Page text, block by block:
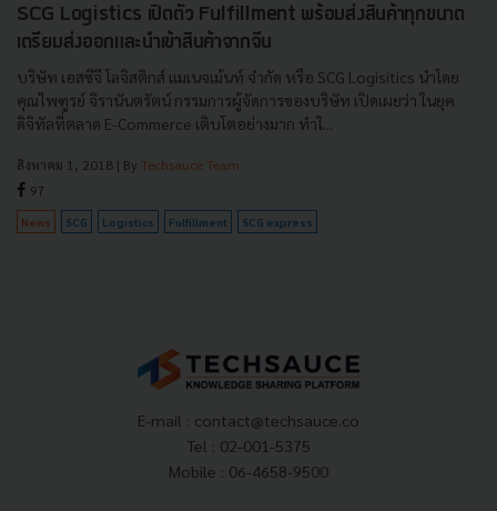
SCG Logistics เปิดตัว Fulfillment พร้อมส่งสินค้าทุกขนาด
เตรียมส่งออกและนำเข้าสินค้าจากจีน
บริษัท เอสซีจี โลจิสติกส์ แมเนจเม้นท์ จำกัด หรือ SCG Logisitics นำโดย
คุณไพฑูรย์ จิรานันตรัตน์ กรรมการผู้จัดการของบริษัท เปิดเผยว่า ในยุค
ดิจิทัลที่ตลาด E-Commerce เติบโตอย่างมาก ทำใ...
สิงหาคม 1, 2018 | By Techsauce Team
97
News SCG Logistics Fulfillment SCG express
E-mail : contact@techsauce.co
Tel : 02-001-5375
Mobile : 06-4658-9500